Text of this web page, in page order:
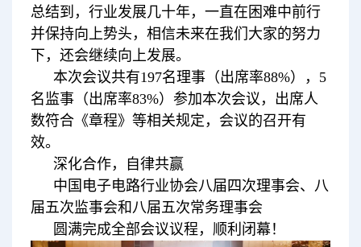
总结到，行业发展几十年，一直在困难中前行
并保持向上势头，相信未来在我们大家的努力
下，还会继续向上发展。
本次会议共有197名理事（出席率88%），5
名监事（出席率83%）参加本次会议，出席人
数符合《章程》等相关规定，会议的召开有
效。
深化合作，自律共赢
中国电子电路行业协会八届四次理事会、八
届五次监事会和八届五次常务理事会
圆满完成全部会议议程，顺利闭幕！